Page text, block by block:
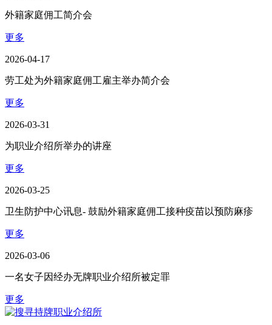
外籍家庭佣工简介会
更多
2026-04-17
劳工处为外籍家庭佣工雇主举办简介会
更多
2026-03-31
为职业介绍所举办的讲座
更多
2026-03-25
卫生防护中心讯息- 鼓励外籍家庭佣工接种疫苗以预防麻疹
更多
2026-03-06
一名女子因经办无牌职业介绍所被定罪
更多